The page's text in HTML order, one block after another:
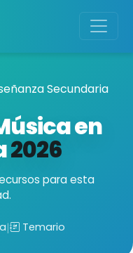
Secundaria
en
2026
para esta
| Temario